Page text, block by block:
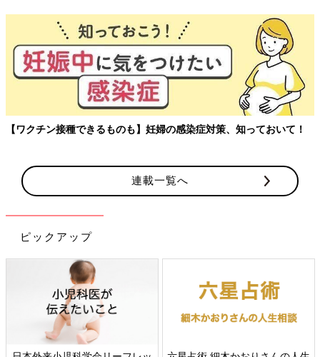
【ワクチン接種できるものも】妊婦の感染症対策、知っておいて！
連載一覧へ
ピックアップ